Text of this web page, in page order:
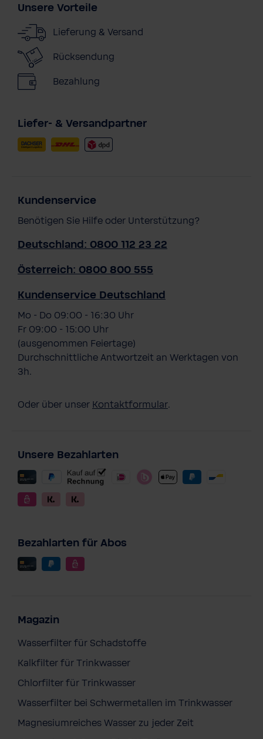
BWT One Stutzenstrumpf
Unsere Vorteile
Lieferung & Versand
Rücksendung
Bezahlung
Liefer- & Versandpartner
Kundenservice
Benötigen Sie Hilfe oder Unterstützung?
Deutschland: 0800 112 23 22
Österreich: 0800 800 555
Kundenservice Deutschland
Mo - Do 09:00 - 16:30 Uhr
Fr 09:00 - 15:00 Uhr
(ausgenommen Feiertage)
Durchschnittliche Antwortzeit an Werktagen von
3h.
Oder über unser Kontaktformular.
Unsere Bezahlarten
Bezahlarten für Abos
Magazin
Wasserfilter für Schadstoffe
Kalkfilter für Trinkwasser
Chlorfilter für Trinkwasser
Wasserfilter bei Schwermetallen im Trinkwasser
Magnesiumreiches Wasser zu jeder Zeit